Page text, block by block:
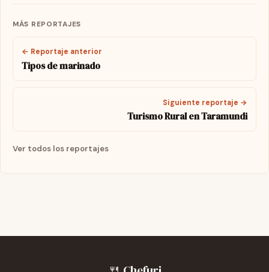
MÁS REPORTAJES
← Reportaje anterior
Tipos de marinado
Siguiente reportaje →
Turismo Rural en Taramundi
Ver todos los reportajes